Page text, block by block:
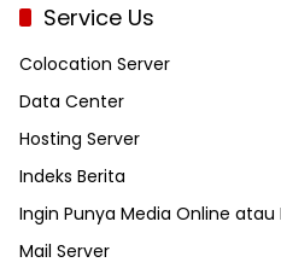
Service Us
Colocation Server
Data Center
Hosting Server
Indeks Berita
Ingin Punya Media Online atau
Mail Server